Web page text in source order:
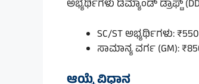
ಅಭ್ಯರ್ಥಿಗಳು ಡಿಮ್ಯಾಂಡ್ ಡ್ರಾಫ್ಟ್
SC/ST ಅಭ್ಯರ್ಥಿಗಳು: ₹550
ಸಾಮಾನ್ಯ ವರ್ಗ (GM):